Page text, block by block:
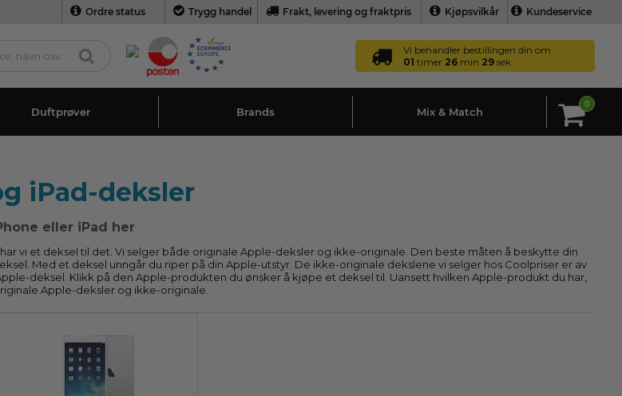
Ordre status Trygg handel Frakt, levering og fraktpris Kjøpsvilkår Kundeservice
Vi behandler bestillingen din om
01 timer 26 min 28 sek
Duftprøver Brands Mix & Match
0
iPad-deksler
eller iPad her
vi et deksel til det. Vi selger både originale Apple-deksler og ikke-originale. Den beste måten å beskytte din
Med et deksel unngår du riper på din Apple-utstyr. De ikke-originale dekslene vi selger hos Coolpriser er av
deksel. Klikk på den Apple-produkten du ønsker å kjøpe et deksel til. Uansett hvilken Apple-produkt du har,
Apple-deksler og ikke-originale.